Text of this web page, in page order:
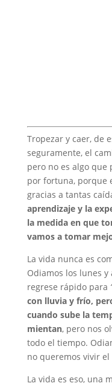
Tropezar y caer, de
seguramente, el
pero no es algo que
por fortuna, porque
gracias a tantas
aprendizaje y la
la medida en que
vamos a tomar
La vida nunca es
Odiamos los lunes
regrese rápido para
con lluvia y frío,
cuando sube la
mientan, pero nos
todo el tiempo.
no queremos vivir el
La vida es eso, una